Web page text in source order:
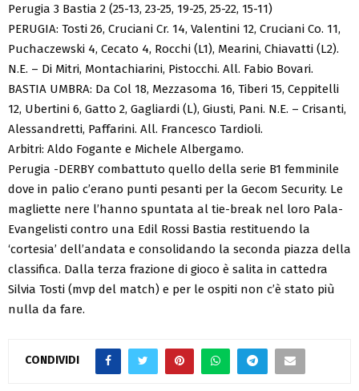
Perugia 3 Bastia 2 (25-13, 23-25, 19-25, 25-22, 15-11)
PERUGIA: Tosti 26, Cruciani Cr. 14, Valentini 12, Cruciani Co. 11,
Puchaczewski 4, Cecato 4, Rocchi (L1), Mearini, Chiavatti (L2).
N.E. – Di Mitri, Montachiarini, Pistocchi. All. Fabio Bovari.
BASTIA UMBRA: Da Col 18, Mezzasoma 16, Tiberi 15, Ceppitelli
12, Ubertini 6, Gatto 2, Gagliardi (L), Giusti, Pani. N.E. – Crisanti,
Alessandretti, Paffarini. All. Francesco Tardioli.
Arbitri: Aldo Fogante e Michele Albergamo.
Perugia -DERBY combattuto quello della serie B1 femminile
dove in palio c’erano punti pesanti per la Gecom Security. Le
magliette nere l’hanno spuntata al tie-break nel loro Pala-
Evangelisti contro una Edil Rossi Bastia restituendo la
‘cortesia’ dell’andata e consolidando la seconda piazza della
classifica. Dalla terza frazione di gioco è salita in cattedra
Silvia Tosti (mvp del match) e per le ospiti non c’è stato più
nulla da fare.
CONDIVIDI